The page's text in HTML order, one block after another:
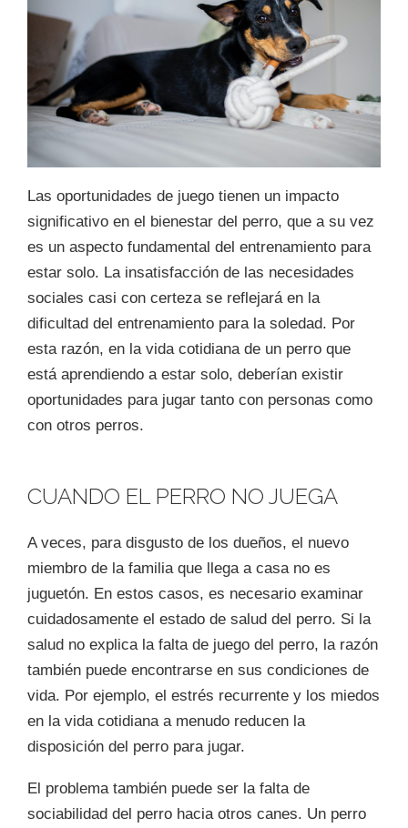
Las oportunidades de juego tienen un impacto
significativo en el bienestar del perro, que a su vez
es un aspecto fundamental del entrenamiento para
estar solo. La insatisfacción de las necesidades
sociales casi con certeza se reflejará en la
dificultad del entrenamiento para la soledad. Por
esta razón, en la vida cotidiana de un perro que
está aprendiendo a estar solo, deberían existir
oportunidades para jugar tanto con personas como
con otros perros.
CUANDO EL PERRO NO JUEGA
A veces, para disgusto de los dueños, el nuevo
miembro de la familia que llega a casa no es
juguetón. En estos casos, es necesario examinar
cuidadosamente el estado de salud del perro. Si la
salud no explica la falta de juego del perro, la razón
también puede encontrarse en sus condiciones de
vida. Por ejemplo, el estrés recurrente y los miedos
en la vida cotidiana a menudo reducen la
disposición del perro para jugar.
El problema también puede ser la falta de
sociabilidad del perro hacia otros canes. Un perro